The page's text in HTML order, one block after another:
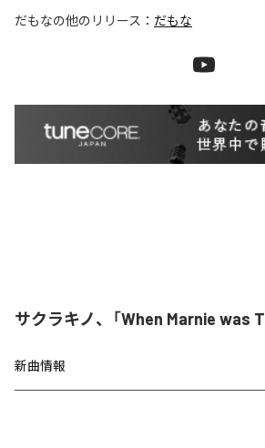
だもなの他のリリース： だもな
サクラキノ、「When Marnie was
新曲情報